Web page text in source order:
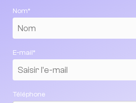
Nom*
E-mail*
Téléphone